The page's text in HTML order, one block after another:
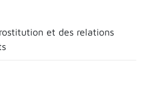
et des relations